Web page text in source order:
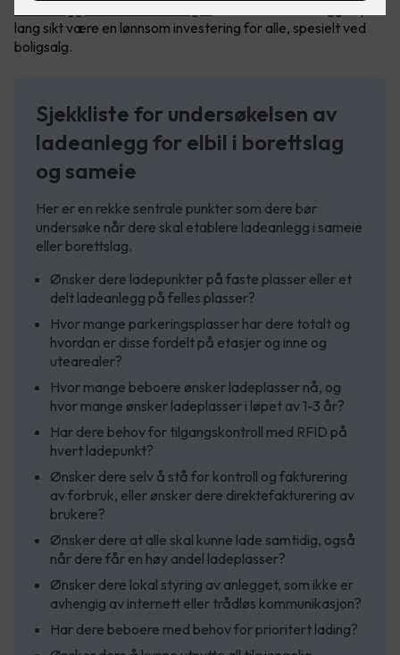
lang sikt være en lønnsom investering for alle, spesielt ved
boligsalg.
Sjekkliste for undersøkelsen av
ladeanlegg for elbil i borettslag
og sameie
Her er en rekke sentrale punkter som dere bør
undersøke når dere skal etablere ladeanlegg i sameie
eller borettslag.
Ønsker dere ladepunkter på faste plasser eller et
delt ladeanlegg på felles plasser?
Hvor mange parkeringsplasser har dere totalt og
hvordan er disse fordelt på etasjer og inne og
utearealer?
Hvor mange beboere ønsker ladeplasser nå, og
hvor mange ønsker ladeplasser i løpet av 1-3 år?
Har dere behov for tilgangskontroll med RFID på
hvert ladepunkt?
Ønsker dere selv å stå for kontroll og fakturering
av forbruk, eller ønsker dere direktefakturering av
brukere?
Ønsker dere at alle skal kunne lade samtidig, også
når dere får en høy andel ladeplasser?
Ønsker dere lokal styring av anlegget, som ikke er
avhengig av internett eller trådløs kommunikasjon?
Har dere beboere med behov for prioritert lading?